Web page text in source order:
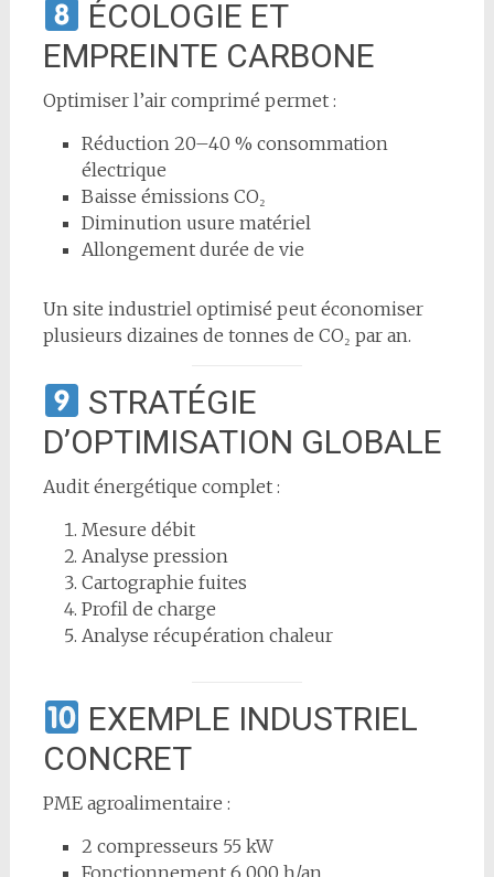
ÉCOLOGIE ET
EMPREINTE CARBONE
Optimiser l’air comprimé permet :
Réduction 20–40 % consommation
électrique
Baisse émissions CO₂
Diminution usure matériel
Allongement durée de vie
Un site industriel optimisé peut économiser
plusieurs dizaines de tonnes de CO₂ par an.
STRATÉGIE
D’OPTIMISATION GLOBALE
Audit énergétique complet :
Mesure débit
Analyse pression
Cartographie fuites
Profil de charge
Analyse récupération chaleur
EXEMPLE INDUSTRIEL
CONCRET
PME agroalimentaire :
2 compresseurs 55 kW
Fonctionnement 6 000 h/an